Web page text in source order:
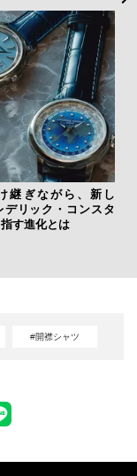
継ぎながら、新し
デリック・コンスタ
す進化とは
#開襟シャツ